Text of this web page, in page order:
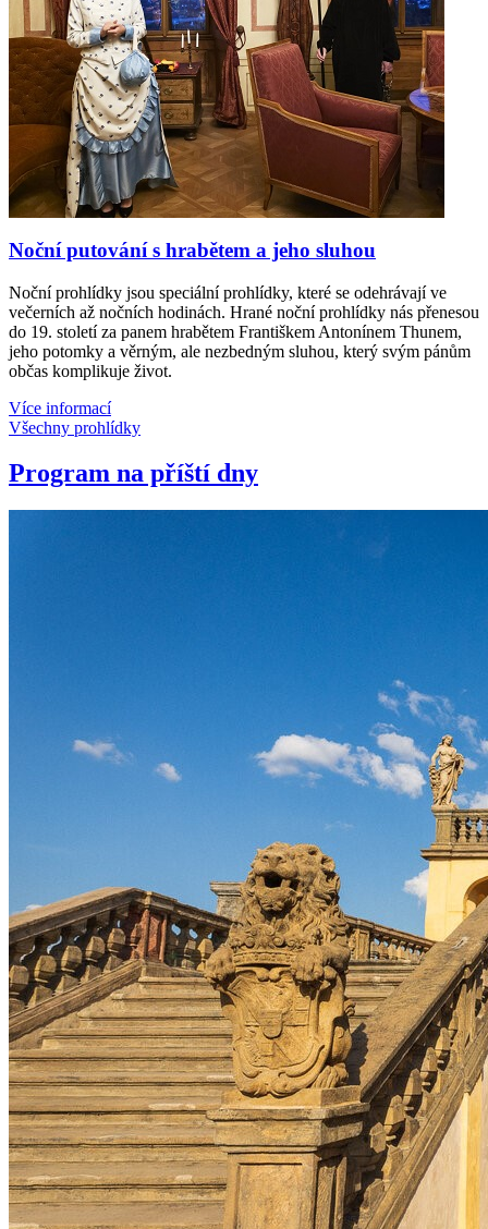
Noční putování s hrabětem a jeho sluhou
Noční prohlídky jsou speciální prohlídky, které se odehrávají ve
večerních až nočních hodinách. Hrané noční prohlídky nás přenesou
do 19. století za panem hrabětem Františkem Antonínem Thunem,
jeho potomky a věrným, ale nezbedným sluhou, který svým pánům
občas komplikuje život.
Více informací
Všechny prohlídky
Program na příští dny